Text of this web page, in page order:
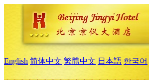
English 简体中文 繁體中文 日本語 한국어